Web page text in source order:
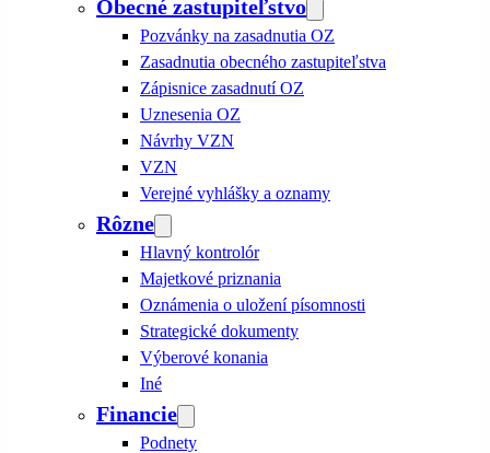
Obecné zastupiteľstvo
Pozvánky na zasadnutia OZ
Zasadnutia obecného zastupiteľstva
Zápisnice zasadnutí OZ
Uznesenia OZ
Návrhy VZN
VZN
Verejné vyhlášky a oznamy
Rôzne
Hlavný kontrolór
Majetkové priznania
Oznámenia o uložení písomnosti
Strategické dokumenty
Výberové konania
Iné
Financie
Podnety